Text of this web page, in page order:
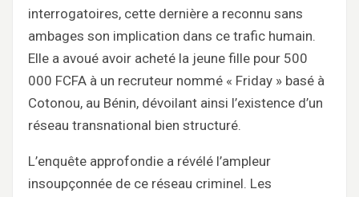
interrogatoires, cette dernière a reconnu sans
ambages son implication dans ce trafic humain.
Elle a avoué avoir acheté la jeune fille pour 500
000 FCFA à un recruteur nommé « Friday » basé à
Cotonou, au Bénin, dévoilant ainsi l’existence d’un
réseau transnational bien structuré.
L’enquête approfondie a révélé l’ampleur
insoupçonnée de ce réseau criminel. Les